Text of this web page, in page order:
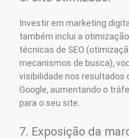
Investir em marketing
também inclui a
técnicas de SEO
mecanismos de busca),
visibilidade nos resultados
Google, aumentando o
para o seu site.
7. Exposição da